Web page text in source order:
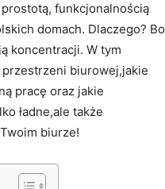
funkcjonalnością
domach. Dlaczego? Bo
koncentracji. W tym
biurowej,jakie
pracę oraz jakie
ładne,ale także
biurze!